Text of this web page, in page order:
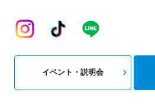
イベント・説明会